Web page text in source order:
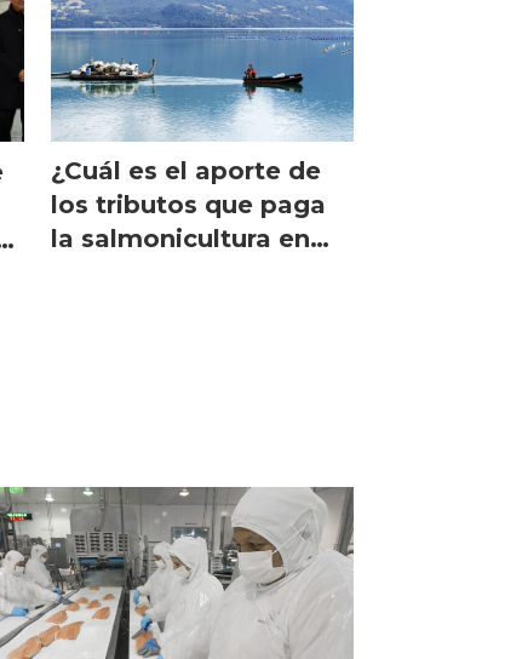
¿Cuál es el aporte de
los tributos que paga
la salmonicultura en